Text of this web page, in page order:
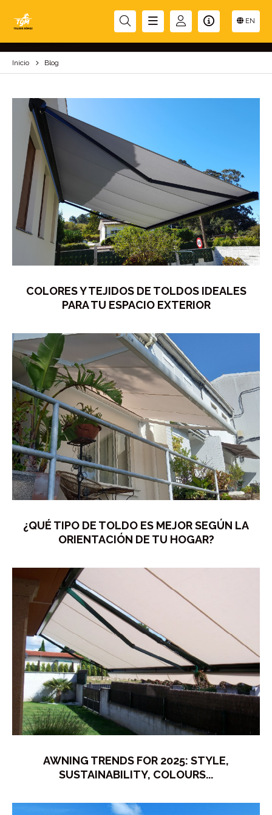
EN
BLOG
Inicio Blog
COLORES Y TEJIDOS DE TOLDOS IDEALES
PARA TU ESPACIO EXTERIOR
¿QUÉ TIPO DE TOLDO ES MEJOR SEGÚN LA
ORIENTACIÓN DE TU HOGAR?
AWNING TRENDS FOR 2025: STYLE,
SUSTAINABILITY, COLOURS...